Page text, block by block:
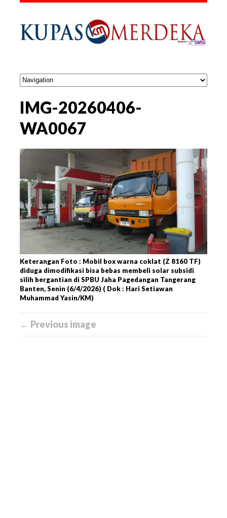
IMG-20260406-
WA0067
Keterangan Foto : Mobil box warna coklat (Z 8160 TF)
diduga dimodifikasi bisa bebas membeli solar subsidi
silih bergantian di SPBU Jaha Pagedangan Tangerang
Banten, Senin (6/4/2026) ( Dok : Hari Setiawan
Muhammad Yasin/KM)
← Previous image